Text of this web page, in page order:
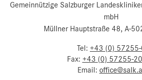
Gemeinnützige Salzburger
mbH
Müllner Hauptstraße 48, A-
Tel: +43 (0)
Fax: +43 (0) 57255-
Email: